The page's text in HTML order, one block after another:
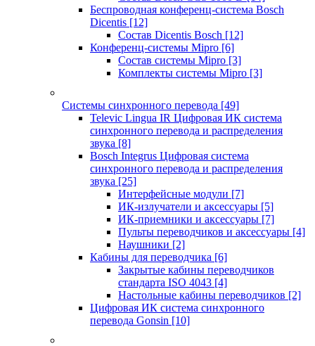
Беспроводная конференц-система Bosch
Dicentis [12]
Состав Dicentis Bosch [12]
Конференц-системы Mipro [6]
Состав системы Mipro [3]
Комплекты системы Mipro [3]
Системы синхронного перевода [49]
Televic Lingua IR Цифровая ИК система
синхронного перевода и распределения
звука [8]
Bosch Integrus Цифровая система
синхронного перевода и распределения
звука [25]
Интерфейсные модули [7]
ИК-излучатели и аксессуары [5]
ИК-приемники и аксессуары [7]
Пульты переводчиков и аксессуары [4]
Наушники [2]
Кабины для переводчика [6]
Закрытые кабины переводчиков
стандарта ISO 4043 [4]
Настольные кабины переводчиков [2]
Цифровая ИК система синхронного
перевода Gonsin [10]